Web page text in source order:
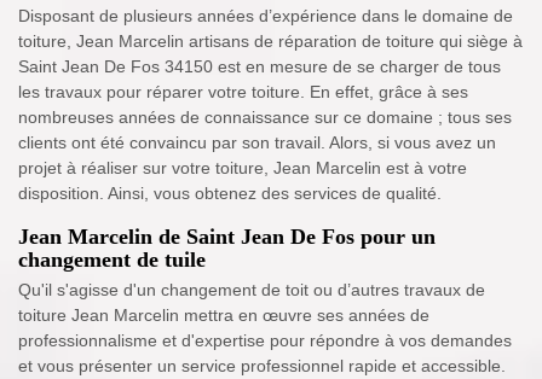
Disposant de plusieurs années d’expérience dans le domaine de
toiture, Jean Marcelin artisans de réparation de toiture qui siège à
Saint Jean De Fos 34150 est en mesure de se charger de tous
les travaux pour réparer votre toiture. En effet, grâce à ses
nombreuses années de connaissance sur ce domaine ; tous ses
clients ont été convaincu par son travail. Alors, si vous avez un
projet à réaliser sur votre toiture, Jean Marcelin est à votre
disposition. Ainsi, vous obtenez des services de qualité.
Jean Marcelin de Saint Jean De Fos pour un
changement de tuile
Qu'il s'agisse d'un changement de toit ou d’autres travaux de
toiture Jean Marcelin mettra en œuvre ses années de
professionnalisme et d'expertise pour répondre à vos demandes
et vous présenter un service professionnel rapide et accessible.